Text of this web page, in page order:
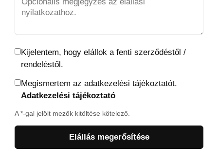
Kijelentem, hogy elállok a fenti szerződéstől /
rendeléstől.
Megismertem az adatkezelési tájékoztatót.
Adatkezelési tájékoztató
A *-gal jelölt mezők kitöltése kötelező.
Elállás megerősítése